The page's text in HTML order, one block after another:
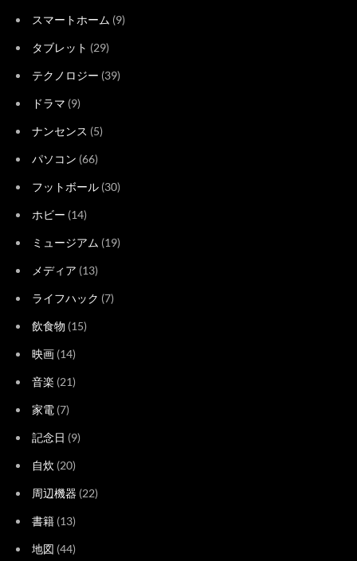
スマートホーム (9)
タブレット (29)
テクノロジー (39)
ドラマ (9)
ナンセンス (5)
パソコン (66)
フットボール (30)
ホビー (14)
ミュージアム (19)
メディア (13)
ライフハック (7)
飲食物 (15)
映画 (14)
音楽 (21)
家電 (7)
記念日 (9)
自炊 (20)
周辺機器 (22)
書籍 (13)
地図 (44)